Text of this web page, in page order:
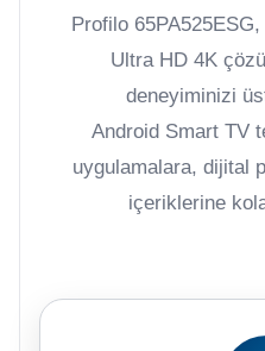
Profilo
Ultra HD 4K
deneyiminizi
Android Smart TV
uygulamalara, dijital
içeriklerine